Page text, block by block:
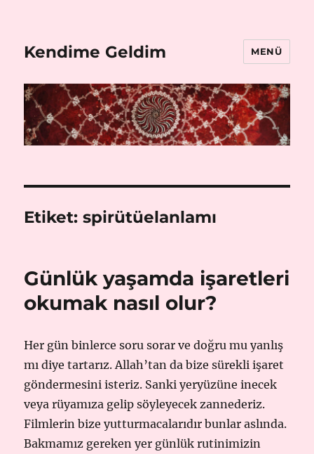
Kendime Geldim MENÜ
Etiket:spirütüelanlamı
Günlük yaşamda işaretleri
okumak nasıl olur?
Her gün binlerce soru sorar ve doğru mu yanlış
mı diye tartarız. Allah’tan da bize sürekli işaret
göndermesini isteriz. Sanki yeryüzüne inecek
veya rüyamıza gelip söyleyecek zannederiz.
Filmlerin bize yutturmacalarıdır bunlar aslında.
Bakmamız gereken yer günlük rutinimizin